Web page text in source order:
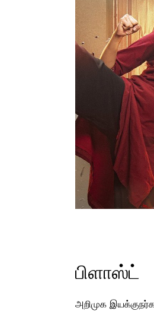
பிளாஸ்ட்
அறிமுக